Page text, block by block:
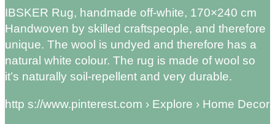
IBSKER Rug, handmade off-white, 170×240 cm
Handwoven by skilled craftspeople, and therefore
unique. The wool is undyed and therefore has a
natural white colour. The rug is made of wool so
it’s naturally soil-repellent and very durable.
http s://www.pinterest.com › Explore › Home Decor